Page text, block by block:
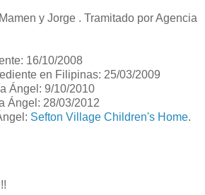
y Jorge . Tramitado por Agencia
16/10/2008
en Filipinas: 25/03/2009
Ángel: 9/10/2010
Ángel: 28/03/2012
Sefton Village Children's Home.